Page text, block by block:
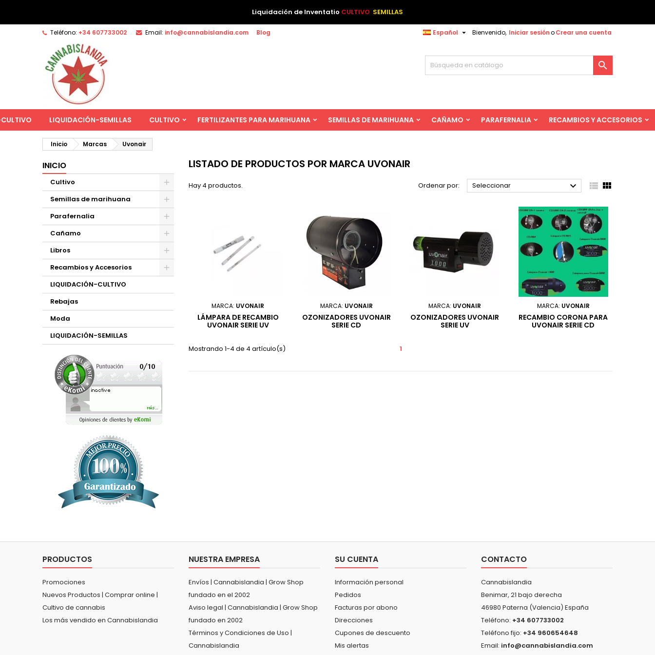
Liquidación de Inventatio CULTIVO SEMILLAS
Blog
Teléfono: +34 607733002 Email: info@cannabislandia.com Bienvenido, Iniciar sesiónoCrear una cuenta
Español 

LIQUIDACIÓN-SEMILLAS CULTIVO FERTILIZANTES PARA MARIHUANA SEMILLAS DE MARIHUANA CAÑAMO PARAFERNALIA RECAMBIOS Y ACCESORIOS
Inicio Marcas Uvonair
INICIO
Cultivo
Semillas de marihuana
Parafernalia
Cañamo
Libros
Recambios y Accesorios
LIQUIDACIÓN-CULTIVO
Rebajas
Moda
LIQUIDACIÓN-SEMILLAS
LISTADO DE PRODUCTOS POR MARCA UVONAIR
Hay 4 productos. Ordenar por: Seleccionar   
MARCA: UVONAIR
LÁMPARA DE RECAMBIO
UVONAIR SERIE UV
MARCA: UVONAIR
OZONIZADORES UVONAIR
SERIE CD
MARCA: UVONAIR
OZONIZADORES UVONAIR
SERIE UV
MARCA: UVONAIR
RECAMBIO CORONA PARA
UVONAIR SERIE CD
Mostrando 1-4 de 4 artículo(s) 1
PRODUCTOS
Promociones
Nuevos Productos | Comprar online |
Cultivo de cannabis
Los más vendido en Cannabislandia
NUESTRA EMPRESA
Envíos | Cannabislandia | Grow Shop
fundado en el 2002
Aviso legal | Cannabislandia | Grow Shop
fundado en 2002
Términos y Condiciones de Uso |
Cannabislandia
SU CUENTA
Información personal
Pedidos
Facturas por abono
Direcciones
Cupones de descuento
Mis alertas
CONTACTO
Cannabislandia
Benimar, 21 bajo derecha
46980 Paterna (Valencia) España
Teléfono: +34 607733002
Teléfono fijo: +34 960654648
Email: info@cannabislandia.com